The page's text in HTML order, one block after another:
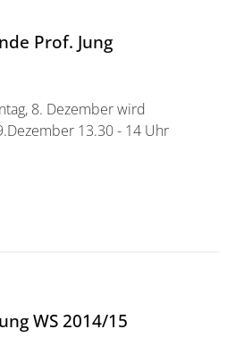
Prof. Jung
8. Dezember wird
13.30 - 14 Uhr
Jung
WS 2014/15